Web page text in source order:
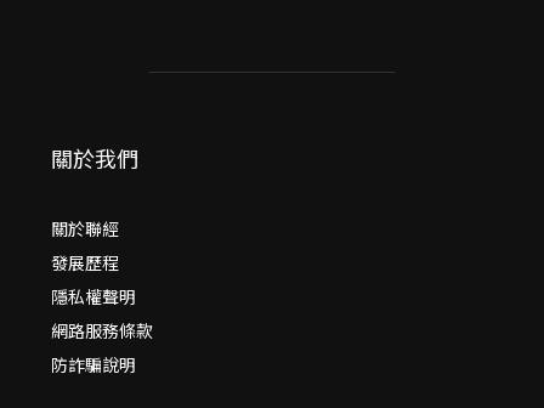
關於我們
關於聯經
發展歷程
隱私權聲明
網路服務條款
防詐騙說明